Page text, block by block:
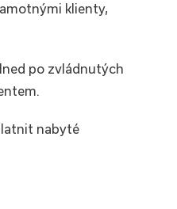
klienty,
po zvládnutých
nabyté